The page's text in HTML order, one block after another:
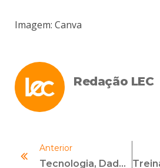
Imagem: Canva
Redação LEC
Anterior
Tecnologia, Dados E O Novo Profissional De Compliance